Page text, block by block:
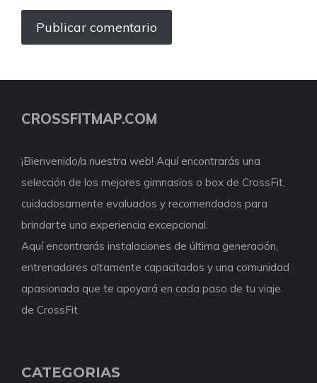
CROSSFITMAP.COM
¡Bienvenido/a nuestra web! Aquí encontrarás una
selección de los mejores gimnasios o box de CrossFit,
cuidadosamente evaluados y recomendados para
brindarte una experiencia excepcional.
Aquí encontrarás instalaciones de última generación,
entrenadores altamente capacitados y una comunidad
apasionada que te apoyará en cada paso de tu viaje
de CrossFit.
CATEGORIAS